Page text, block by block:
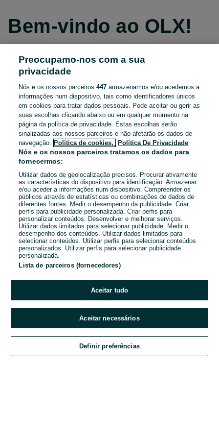
Bem-vindo ao OLX!
Continuar com o Facebook
Continuar com o Apple
Continuar com o Google
OU
Email
Password
Ao entrares na tua conta, estás a aceitar os Termos e Condições
Preocupamo-nos com a sua
privacidade
Nós e os nossos parceiros447 armazenamos e/ou acedemos a
informações num dispositivo, tais como identificadores únicos
em cookies para tratar dados pessoais. Pode aceitar ou gerir as
suas escolhas clicando abaixo ou em qualquer momento na
página da política de privacidade. Estas escolhas serão
sinalizadas aos nossos parceiros e não afetarão os dados de
navegação.
Política de cookies, Política De Privacidade
Nós e os nossos parceiros tratamos os dados para
fornecermos:
Utilizar dados de geolocalização precisos. Procurar ativamente
as características do dispositivo para identificação. Armazenar
e/ou aceder a informações num dispositivo. Compreender os
públicos através de estatísticas ou combinações de dados de
diferentes fontes. Medir o desempenho da publicidade. Criar
perfis para publicidade personalizada. Criar perfis para
personalizar conteúdos. Desenvolver e melhorar serviços.
Utilizar dados limitados para selecionar publicidade. Medir o
desempenho dos conteúdos. Utilizar dados limitados para
selecionar conteúdos. Utilizar perfis para selecionar conteúdos
personalizados. Utilizar perfis para selecionar publicidade
personalizada.
Lista de parceiros (fornecedores)
Aceitar tudo
Aceitar necessários
Definir preferências